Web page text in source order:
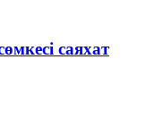
саяхат